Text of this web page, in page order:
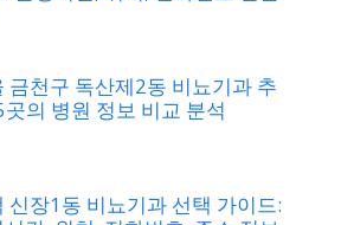
금천구 독산제2동 비뇨기과 추
곳의 병원 정보 비교 분석
신장1동 비뇨기과 선택 가이드: